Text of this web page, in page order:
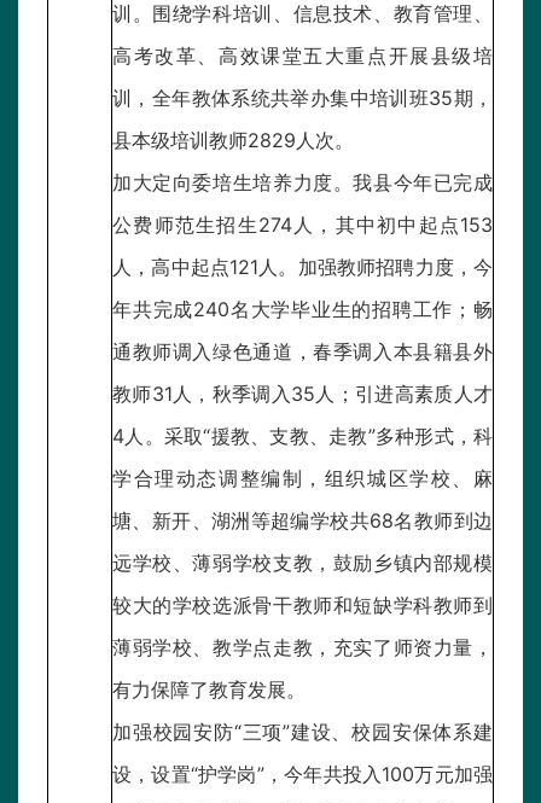
训。围绕学科培训、信息技术、教育管理、
高考改革、高效课堂五大重点开展县级培
训，全年教体系统共举办集中培训班35期，
县本级培训教师2829人次。
加大定向委培生培养力度。我县今年已完成
公费师范生招生274人，其中初中起点153
人，高中起点121人。加强教师招聘力度，今
年共完成240名大学毕业生的招聘工作；畅
通教师调入绿色通道，春季调入本县籍县外
教师31人，秋季调入35人；引进高素质人才
4人。采取“援教、支教、走教”多种形式，科
学合理动态调整编制，组织城区学校、麻
塘、新开、湖洲等超编学校共68名教师到边
远学校、薄弱学校支教，鼓励乡镇内部规模
较大的学校选派骨干教师和短缺学科教师到
薄弱学校、教学点走教，充实了师资力量，
有力保障了教育发展。
加强校园安防“三项”建设、校园安保体系建
设，设置“护学岗”，今年共投入100万元加强